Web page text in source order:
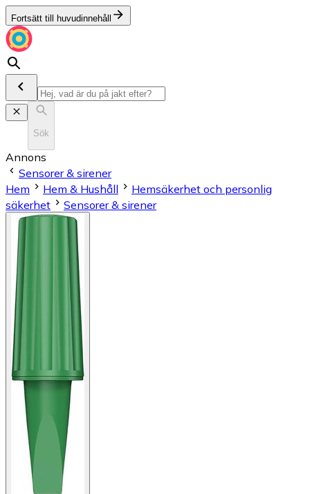
Fortsätt till huvudinnehåll
Sök
Annons
Sensorer & sirener
Hem
Hem & Hushåll
Hemsäkerhet och personlig
säkerhet
Sensorer & sirener